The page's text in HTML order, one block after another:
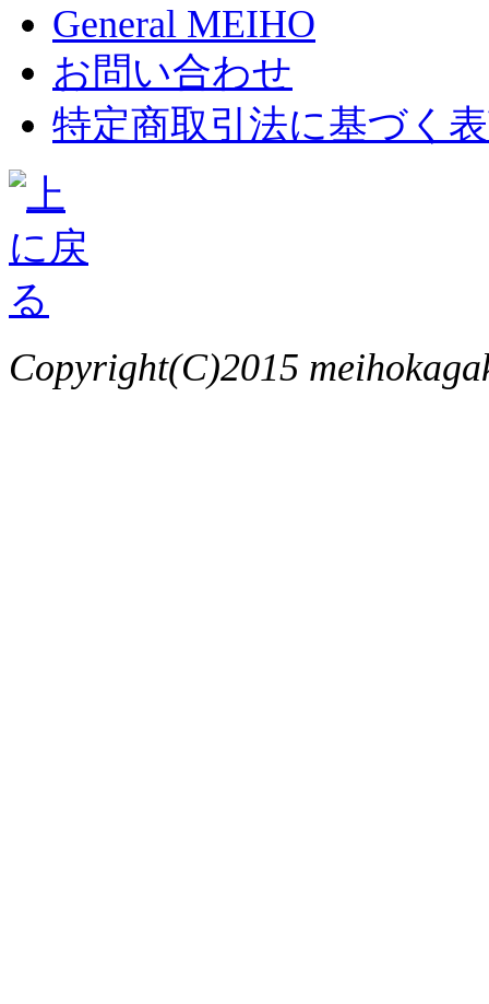
General MEIHO
お問い合わせ
特定商取引法に基づく
Copyright(C)2015